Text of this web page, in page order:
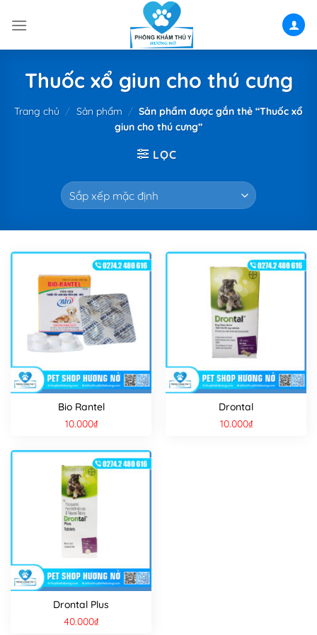
Thuốc xổ giun cho thú cưng
Trang chủ / Sản phẩm / Sản phẩm được gắn thẻ “Thuốc xổ
giun cho thú cưng”
LỌC
Bio Rantel
10.000₫
Drontal
10.000₫
Drontal Plus
40.000₫